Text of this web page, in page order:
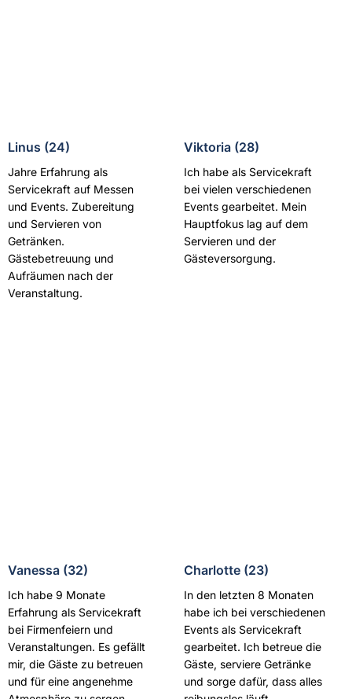
Linus (24)
Jahre Erfahrung als
Servicekraft auf Messen
und Events. Zubereitung
und Servieren von
Getränken.
Gästebetreuung und
Aufräumen nach der
Veranstaltung.
Viktoria (28)
Ich habe als Servicekraft
bei vielen verschiedenen
Events gearbeitet. Mein
Hauptfokus lag auf dem
Servieren und der
Gästeversorgung.
Vanessa (32)
Ich habe 9 Monate
Erfahrung als Servicekraft
bei Firmenfeiern und
Veranstaltungen. Es gefällt
mir, die Gäste zu betreuen
und für eine angenehme
Charlotte (23)
In den letzten 8 Monaten
habe ich bei verschiedenen
Events als Servicekraft
gearbeitet. Ich betreue die
Gäste, serviere Getränke
und sorge dafür, dass alles